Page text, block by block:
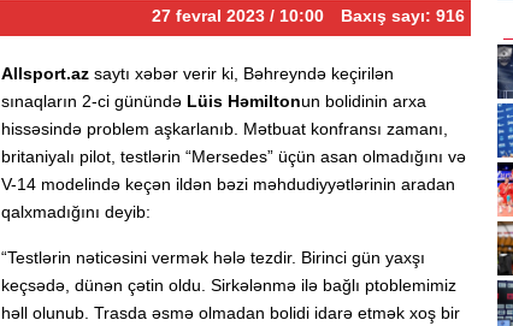
27 fevral 2023 / 10:00 Baxış sayı: 916
Allsport.az saytı xəbər verir ki, Bəhreyndə keçirilən
sınaqların 2-ci günündə Lüis Həmiltonun bolidinin arxa
hissəsində problem aşkarlanıb. Mətbuat konfransı zamanı,
britaniyalı pilot, testlərin “Mersedes” üçün asan olmadığını və
V-14 modelində keçən ildən bəzi məhdudiyyətlərinin aradan
qalxmadığını deyib:
“Testlərin nəticəsini vermək hələ tezdir. Birinci gün yaxşı
keçsədə, dünən çətin oldu. Sirkələnmə ilə bağlı ptoblemimiz
həll olunub. Trasda əsmə olmadan bolidi idarə etmək xoş bir